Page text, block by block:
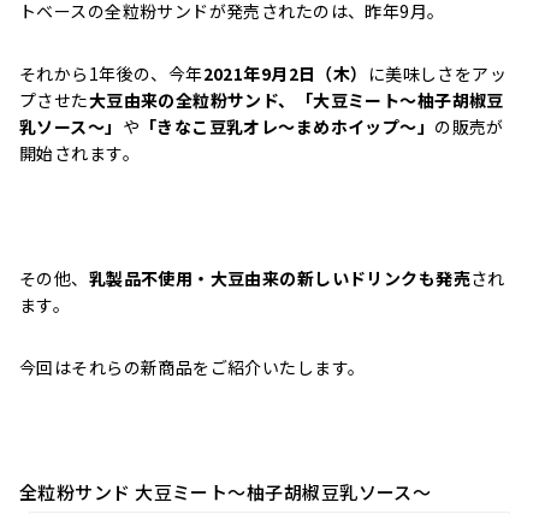
トベースの全粒粉サンドが発売されたのは、昨年9月。
それから1年後の、今年2021年9月 2日（木） に美味しさをアッ
プさせた大豆由来の全粒粉サンド、
「大豆ミート～柚子胡椒豆
乳ソース～」 や 「きなこ豆乳オレ～まめホイップ～」 の販売が
開始されます。
その他、 乳製品不使用・大豆由来の新しいドリンクも発売され
ます。
今回はそれらの新商品をご紹介いたします。
全粒粉サンド 大豆ミート～柚子胡椒豆乳ソース～